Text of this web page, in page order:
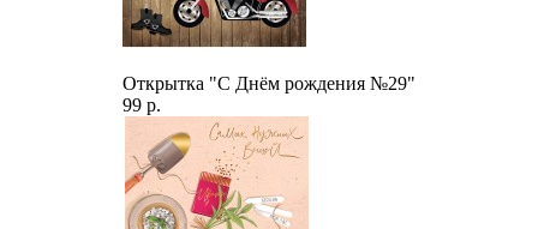
Открытка "С Днём рождения №29"
99 р.